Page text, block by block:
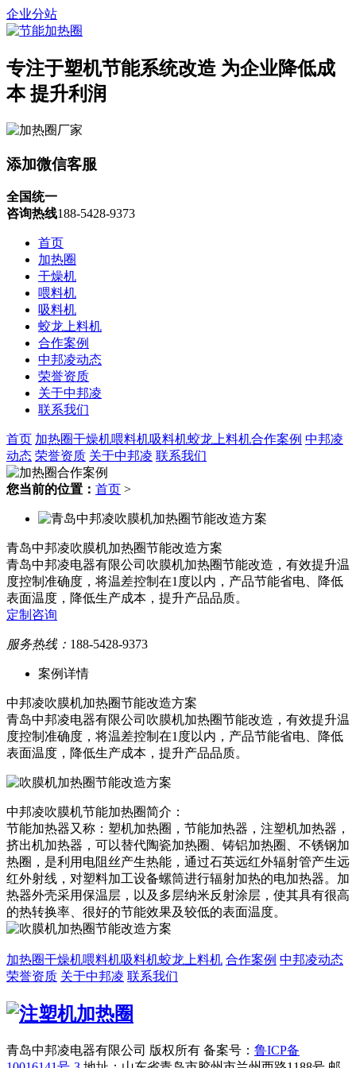
企业分站
专注于塑机节能系统改造 为企业降低成
本 提升利润
添加微信客服
全国统一
咨询热线188-5428-9373
首页
加热圈
干燥机
喂料机
吸料机
蛟龙上料机
合作案例
中邦凌动态
荣誉资质
关于中邦凌
联系我们
首页 加热圈干燥机喂料机吸料机蛟龙上料机合作案例 中邦凌
动态 荣誉资质 关于中邦凌 联系我们
您当前的位置： 首页 >
青岛中邦凌吹膜机加热圈节能改造方案
青岛中邦凌电器有限公司吹膜机加热圈节能改造，有效提升温
度控制准确度，将温差控制在1度以内，产品节能省电、降低
表面温度，降低生产成本，提升产品品质。
定制咨询
服务热线： 188-5428-9373
案例详情
中邦凌吹膜机加热圈节能改造方案
青岛中邦凌电器有限公司吹膜机加热圈节能改造，有效提升温
度控制准确度，将温差控制在1度以内，产品节能省电、降低
表面温度，降低生产成本，提升产品品质。
中邦凌吹膜机节能加热圈简介：
节能加热器又称：塑机加热圈，节能加热器，注塑机加热器，
挤出机加热器，可以替代陶瓷加热圈、铸铝加热圈、不锈钢加
热圈，是利用电阻丝产生热能，通过石英远红外辐射管产生远
红外射线，对塑料加工设备螺筒进行辐射加热的电加热器。加
热器外壳采用保温层，以及多层纳米反射涂层，使其具有很高
的热转换率、很好的节能效果及较低的表面温度。
加热圈干燥机喂料机吸料机蛟龙上料机 合作案例 中邦凌动态
荣誉资质 关于中邦凌 联系我们
青岛中邦凌电器有限公司 版权所有 备案号： 鲁ICP备